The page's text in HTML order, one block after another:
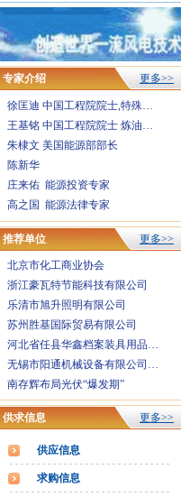
·Fac Tec China电子工厂设施展
·IOTE 2026 第二十五届国际物联网展
·第六届广州军民两用油库技术装备
·2026中国(上海)国际核能产业博览会
·2026第八届民用航空发动机与燃气
第十九届(2026)国际太阳能光伏和智
2026年国际气体产业链展览交易会
第四届中国国际储能产业博览会
2026中国智慧能源大会暨展览会
2026年中国国际工业废水处理与资
2026第三届中国（江西）国际有色
·峰行天下游摄汇俱乐部招募会员
·学术理论论文征稿启事
理事会成员单位
专家介绍 更多>>
徐匡迪 中国工程院院士,特殊…
王基铭 中国工程院院士 炼油…
朱棣文 美国能源部部长
陈新华
庄来佑 能源投资专家
高之国 能源法律专家
推荐单位 更多>>
北京市化工商业协会
浙江豪瓦特节能科技有限公司
乐清市旭升照明有限公司
苏州胜基国际贸易有限公司
河北省任县华鑫档案装具用品…
无锡市阳通机械设备有限公司…
南存辉布局光伏“爆发期”
供求信息 更多>>
供应信息
求购信息